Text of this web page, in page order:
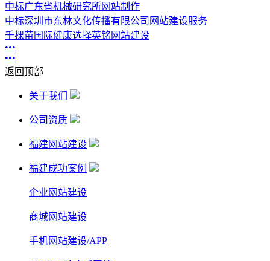
中标广东省机械研究所网站制作
中标深圳市东林文化传播有限公司网站建设服务
千棵苗国际健康选择英铭网站建设
•••
•••
返回顶部
关于我们
公司资质
福建网站建设
福建成功案例
企业网站建设
商城网站建设
手机网站建设/APP